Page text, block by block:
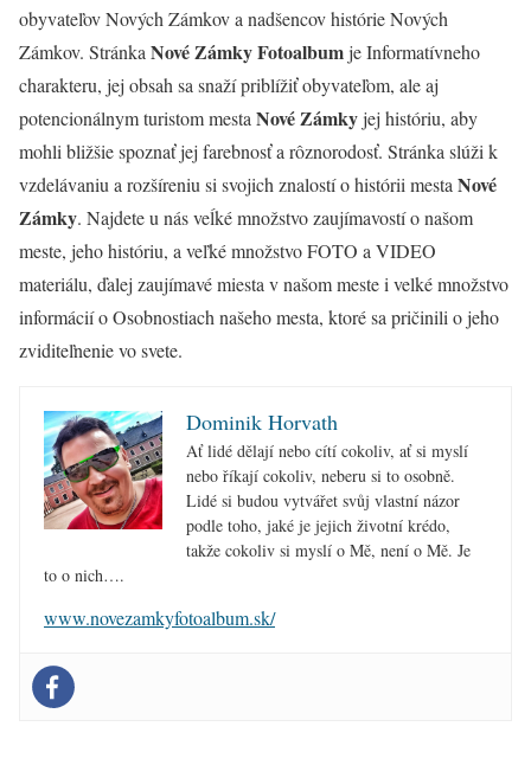
obyvateľov Nových Zámkov a nadšencov histórie Nových
Zámkov. Stránka Nové Zámky Fotoalbumje Informatívneho
charakteru, jej obsah sa snaží priblížiť obyvateľom, ale aj
potencionálnym turistom mesta Nové Zámkyjej históriu, aby
mohli bližšie spoznať jej farebnosť a rôznorodosť. Stránka slúži k
vzdelávaniu a rozšíreniu si svojich znalostí o histórii mesta Nové
Zámky. Najdete u nás veĺké množstvo zaujímavostí o našom
meste, jeho históriu, a veľké množstvo FOTO a VIDEO
materiálu, ďalej zaujímavé miesta v našom meste i velké množstvo
informácií o Osobnostiach našeho mesta, ktoré sa pričinili o jeho
zviditeľnenie vo svete.
Dominik Horvath
Ať lidé dělají nebo cítí cokoliv, ať si myslí
nebo říkají cokoliv, neberu si to osobně.
Lidé si budou vytvářet svůj vlastní názor
podle toho, jaké je jejich životní krédo,
takže cokoliv si myslí o Mě, není o Mě. Je
to o nich….
www.novezamkyfotoalbum.sk/